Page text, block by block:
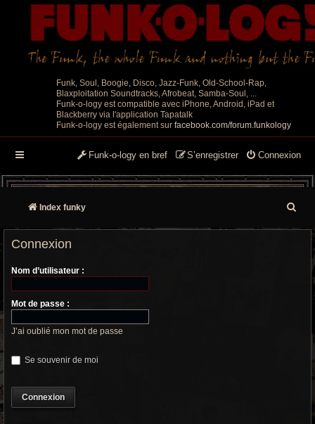
Funk, Soul, Boogie, Disco, Jazz-Funk, Old-School-Rap,
Blaxploitation Soundtracks, Afrobeat, Samba-Soul, ...
Funk-o-logy est compatible avec iPhone, Android, iPad et
Blackberry via l'application Tapatalk
Funk-o-logy est également sur facebook.com/forum.funkology
Connexion
S’enregistrer
Funk-o-logy en bref
Index funky
e
Connexion
Nom d’utilisateur :
Mot de passe :
J’ai oublié mon mot de passe
Se souvenir de moi